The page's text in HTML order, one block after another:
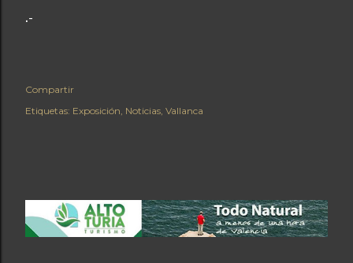
.-
Compartir
Etiquetas: Exposición Noticias Vallanca